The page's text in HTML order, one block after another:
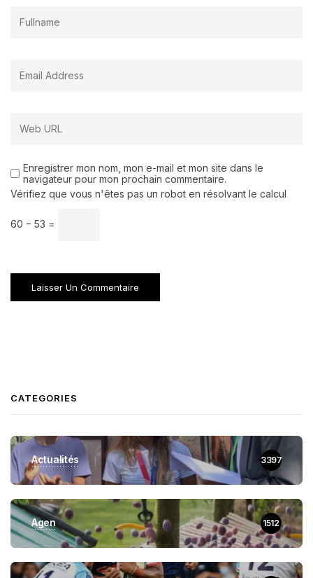
Enregistrer mon nom, mon e-mail et mon site dans le
navigateur pour mon prochain commentaire.
Vérifiez que vous n'êtes pas un robot en résolvant le calcul
60 − 53 =
CATEGORIES
Actualités 3397
Agen 1512